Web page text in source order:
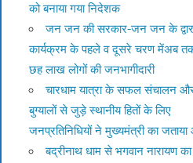
को बनाया गया निदेशक
जन जन की सरकार-जन जन के
कार्यक्रम के पहले व दूसरे चरण मेंअब
छह लाख लोगों की जनभागीदारी
चारधाम यात्रा के सफल संचालन
बुग्यालों से जुड़े स्थानीय हितों के लिए
जनप्रतिनिधियों ने मुख्यमंत्री का
बद्रीनाथ धाम से भगवान नारायण